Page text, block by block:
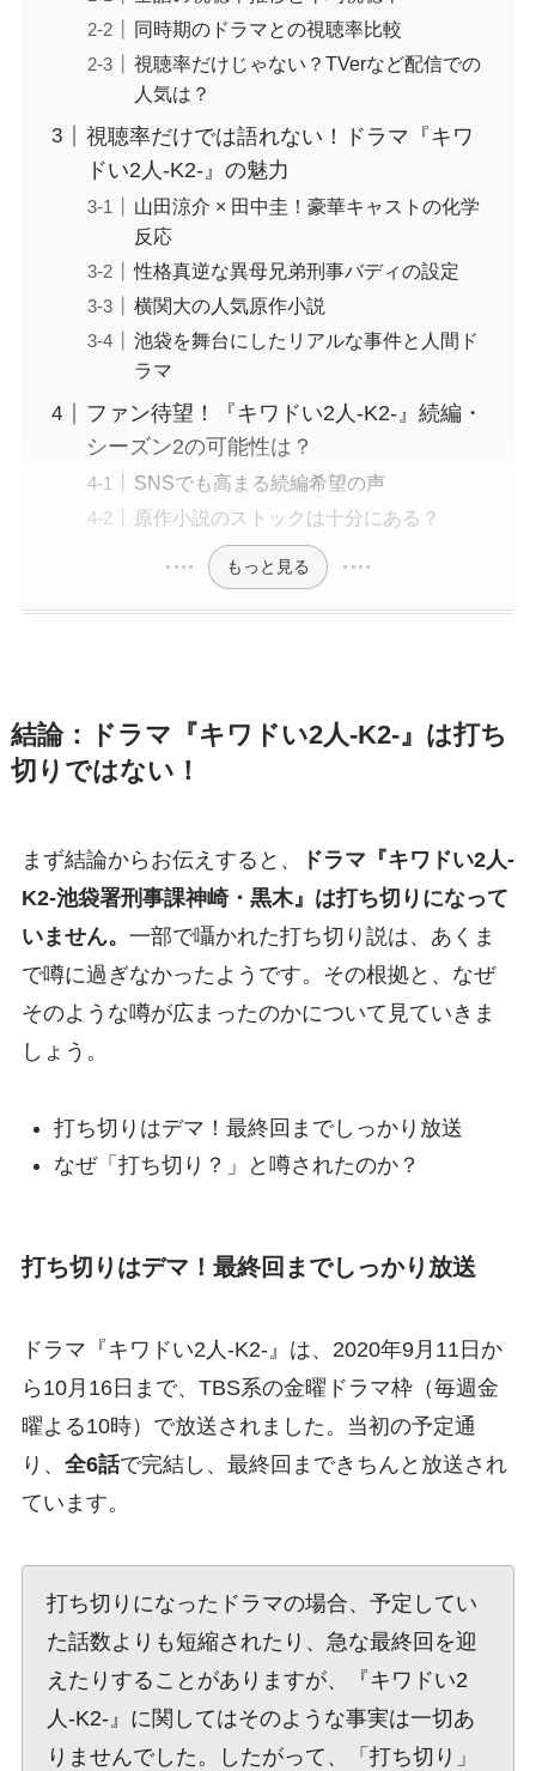
同時期のドラマとの視聴率比較
視聴率だけじゃない？TVerなど配信での
人気は？
視聴率だけでは語れない！ドラマ『キワ
ドい2人-K2-』の魅力
山田涼介 × 田中圭！豪華キャストの化学
反応
性格真逆な異母兄弟刑事バディの設定
横関大の人気原作小説
池袋を舞台にしたリアルな事件と人間ド
ラマ
ファン待望！『キワドい2人-K2-』続編・
シーズン2の可能性は？
SNSでも高まる続編希望の声
原作小説のストックは十分にある？
もっと見る
結論：ドラマ『キワドい2人-K2-』は打ち
切りではない！
まず結論からお伝えすると、
ドラマ『キワドい2人-
K2-池袋署刑事課神崎・黒木』は打ち切りになって
いません。 一部で囁かれた打ち切り説は、あくま
で噂に過ぎなかったようです。その根拠と、なぜ
そのような噂が広まったのかについて見ていきま
しょう。
打ち切りはデマ！最終回までしっかり放送
なぜ「打ち切り？」と噂されたのか？
打ち切りはデマ！最終回までしっかり放送
ドラマ『キワドい2人-K2-』は、2020年9月11日か
ら10月16日まで、TBS系の金曜ドラマ枠（毎週金
曜よる10時）で放送されました。当初の予定通
り、 全6話で完結し、最終回まできちんと放送され
ています。
打ち切りになったドラマの場合、予定してい
た話数よりも短縮されたり、急な最終回を迎
えたりすることがありますが、『キワドい2
人-K2-』に関してはそのような事実は一切あ
りませんでした。したがって、「打ち切り」